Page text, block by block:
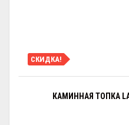
СКИДКА!
КАМИННАЯ ТОПКА